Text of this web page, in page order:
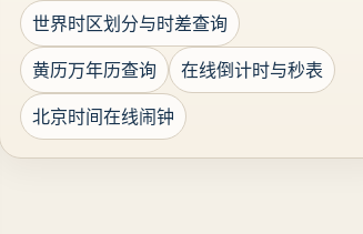
世界时区划分与时差查询
黄历万年历查询
在线倒计时与秒表
北京时间在线闹钟